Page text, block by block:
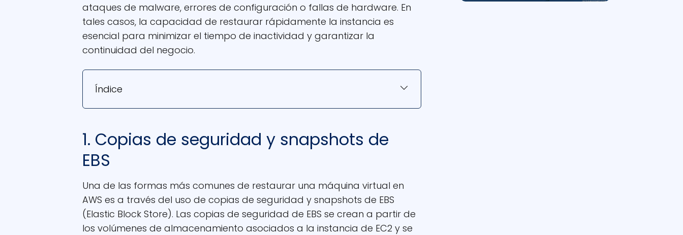
ataques de malware, errores de configuración o fallas de hardware. En
tales casos, la capacidad de restaurar rápidamente la instancia es
esencial para minimizar el tiempo de inactividad y garantizar la
continuidad del negocio.
Índice
1. Copias de seguridad y snapshots de
EBS
Una de las formas más comunes de restaurar una máquina virtual en
AWS es a través del uso de copias de seguridad y snapshots de EBS
(Elastic Block Store). Las copias de seguridad de EBS se crean a partir de
los volúmenes de almacenamiento asociados a la instancia de EC2 y se